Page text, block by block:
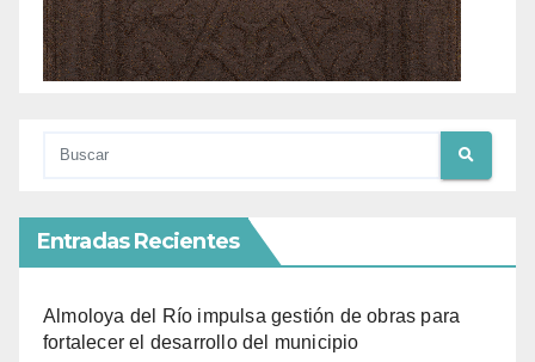
Entradas Recientes
Almoloya del Río impulsa gestión de obras para
fortalecer el desarrollo del municipio